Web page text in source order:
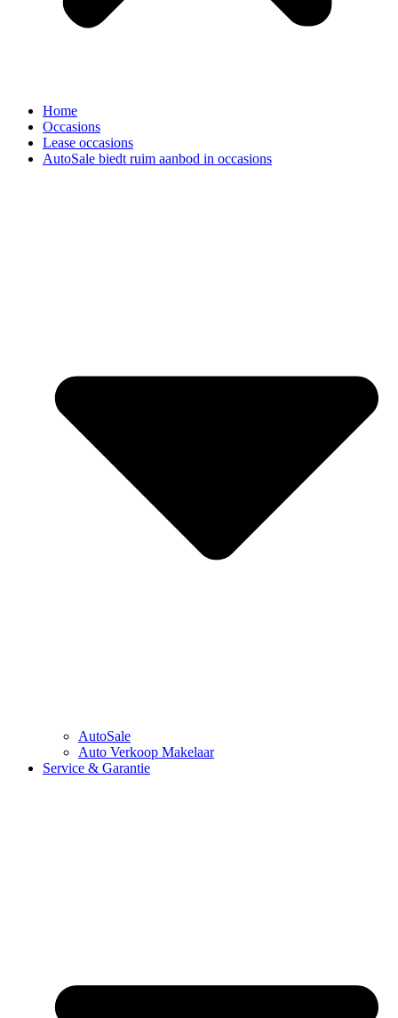
Home
Occasions
Lease occasions
AutoSale biedt ruim aanbod in occasions
AutoSale
Auto Verkoop Makelaar
Service & Garantie